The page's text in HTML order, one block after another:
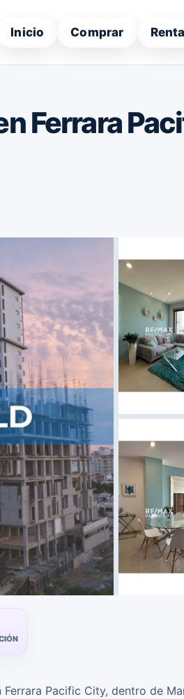
Inicio Comprar
Ferrara
Pacific City, dentro de